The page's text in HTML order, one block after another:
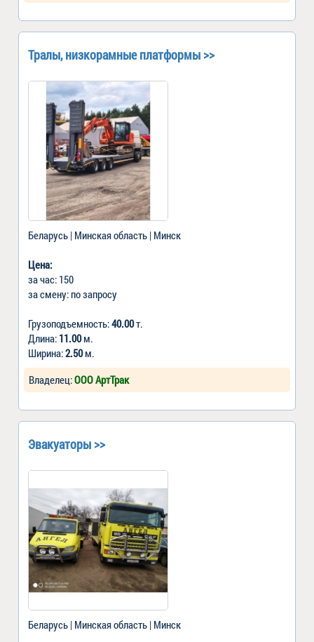
Тралы, низкорамные платформы >>
Беларусь | Минская область | Минск
Цена:
за час: 150
за смену: по запросу
Грузоподъемность:40.00т.
Длина: 11.00м.
Ширина:2.50м.
Владелец:ООО АртТрак
Эвакуаторы >>
Беларусь | Минская область | Минск